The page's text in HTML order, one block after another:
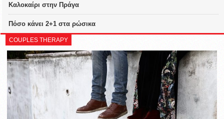
Καλοκαίρι στην Πράγα
Πόσο κάνει 2+1 στα ρώσικα
COUPLES THERAPY